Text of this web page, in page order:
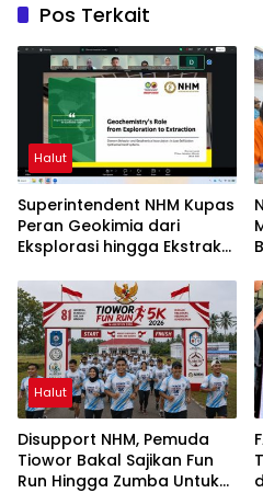
Pos Terkait
Halut
Superintendent NHM Kupas
Peran Geokimia dari
Eksplorasi hingga Ekstraksi
UNG
Halut
Disupport NHM, Pemuda
Tiowor Bakal Sajikan Fun
Run Hingga Zumba Untuk